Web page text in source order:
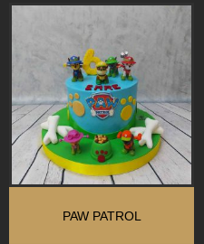
PAW PATROL